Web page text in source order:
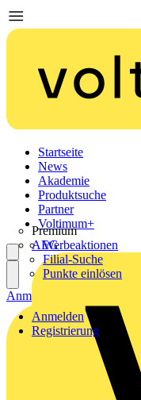
Startseite
News
Akademie
Produktsuche
Partner
Premium
AEG
Voltimum+
Werbeaktionen
Filial-Suche
Punkte einlösen
Anmelden
Registrierung
Anmelden